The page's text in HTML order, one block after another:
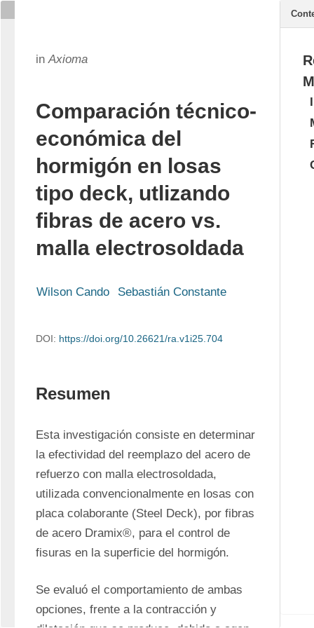
inAxioma
Comparación técnico-
económica del
hormigón en losas
tipo deck, utlizando
fibras de acero vs.
malla electrosoldada
Wilson Cando Sebastián Constante
DOI: https://doi.org/10.26621/ra.v1i25.704
Resumen
Esta investigación consiste en determinar
la efectividad del reemplazo del acero de
refuerzo con malla electrosoldada,
utilizada convencionalmente en losas con
placa colaborante (Steel Deck), por fibras
de acero Dramix®, para el control de
fisuras en la superficie del hormigón.
Se evaluó el comportamiento de ambas
opciones, frente a la contracción y